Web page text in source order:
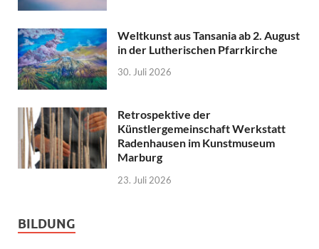
Weltkunst aus Tansania ab 2. August
in der Lutherischen Pfarrkirche
30. Juli 2026
Retrospektive der
Künstlergemeinschaft Werkstatt
Radenhausen im Kunstmuseum
Marburg
23. Juli 2026
BILDUNG